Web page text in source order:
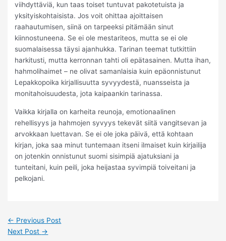
viihdyttäviä, kun taas toiset tuntuvat pakotetuista ja
yksityiskohtaisista. Jos voit ohittaa ajoittaisen
raahautumisen, siinä on tarpeeksi pitämään sinut
kiinnostuneena. Se ei ole mestariteos, mutta se ei ole
suomalaisessa täysi ajanhukka. Tarinan teemat tutkittiin
harkitusti, mutta kerronnan tahti oli epätasainen. Mutta ihan,
hahmolihaimet – ne olivat samanlaisia kuin epäonnistunut
Lepakkopoika kirjallisuutta syvyydestä, nuansseista ja
monitahoisuudesta, jota kaipaankin tarinassa.
Vaikka kirjalla on karheita reunoja, emotionaalinen
rehellisyys ja hahmojen syvyys tekevät siitä vangitsevan ja
arvokkaan luettavan. Se ei ole joka päivä, että kohtaan
kirjan, joka saa minut tuntemaan itseni ilmaiset kuin kirjailija
on jotenkin onnistunut suomi sisimpiä ajatuksiani ja
tunteitani, kuin peili, joka heijastaa syvimpiä toiveitani ja
pelkojani.
← Previous Post
Next Post →